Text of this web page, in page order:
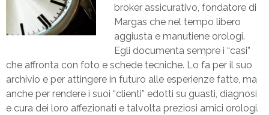
broker assicurativo, fondatore di
Margas che nel tempo libero
aggiusta e manutiene orologi.
Egli documenta sempre i “casi”
che affronta con foto e schede tecniche. Lo fa per il suo
archivio e per attingere in futuro alle esperienze fatte, ma
anche per rendere i suoi “clienti” edotti su guasti, diagnosi
e cura dei loro affezionati e talvolta preziosi amici orologi.